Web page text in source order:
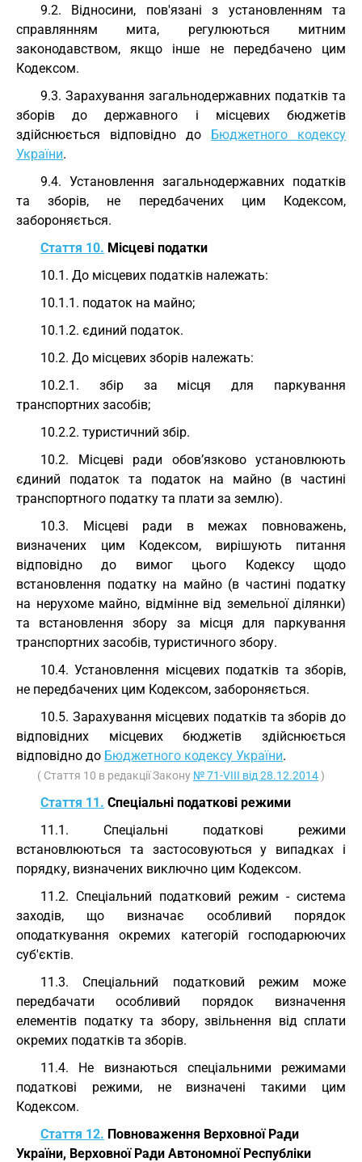
9.2. Відносини, пов'язані з установленням та
справлянням мита, регулюються митним
законодавством, якщо інше не передбачено цим
Кодексом.
9.3. Зарахування загальнодержавних податків та
зборів до державного і місцевих бюджетів
здійснюється відповідно до Бюджетного кодексу
України.
9.4. Установлення загальнодержавних податків
та зборів, не передбачених цим Кодексом,
забороняється.
Стаття 10. Місцеві податки
10.1. До місцевих податків належать:
10.1.1. податок на майно;
10.1.2. єдиний податок.
10.2. До місцевих зборів належать:
10.2.1. збір за місця для паркування
транспортних засобів;
10.2.2. туристичний збір.
10.2. Місцеві ради обов’язково установлюють
єдиний податок та податок на майно (в частині
транспортного податку та плати за землю).
10.3. Місцеві ради в межах повноважень,
визначених цим Кодексом, вирішують питання
відповідно до вимог цього Кодексу щодо
встановлення податку на майно (в частині податку
на нерухоме майно, відмінне від земельної ділянки)
та встановлення збору за місця для паркування
транспортних засобів, туристичного збору.
10.4. Установлення місцевих податків та зборів,
не передбачених цим Кодексом, забороняється.
10.5. Зарахування місцевих податків та зборів до
відповідних місцевих бюджетів здійснюється
відповідно до Бюджетного кодексу України.
( Стаття 10 в редакції Закону № 71-VIII від 28.12.2014)
Стаття 11. Спеціальні податкові режими
11.1. Спеціальні податкові режими
встановлюються та застосовуються у випадках і
порядку, визначених виключно цим Кодексом.
11.2. Спеціальний податковий режим - система
заходів, що визначає особливий порядок
оподаткування окремих категорій господарюючих
суб'єктів.
11.3. Спеціальний податковий режим може
передбачати особливий порядок визначення
елементів податку та збору, звільнення від сплати
окремих податків та зборів.
11.4. Не визнаються спеціальними режимами
податкові режими, не визначені такими цим
Кодексом.
Стаття 12. Повноваження Верховної Ради
України, Верховної Ради Автономної Республіки